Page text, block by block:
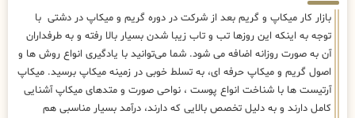
بازار کار میکاپ و گریم بعد از شرکت در دوره گریم و میکاپ در دشتی با
توجه به اینکه این روزها تب و تاب زیبا شدن بسیار بالا رفته و به طرفداران
آن به صورت روزانه اضافه می شود. شما می‌توانید با یادگیری انواع روش ها و
اصول گریم و میکاپ حرفه ای، به تسلط خوبی در زمینه میکاپ برسید. میکاپ
آرتیست ها با شناخت انواع پوست ، نواحی صورت و متدهای میکاپ آشنایی
کامل دارند و به دلیل تخصص بالایی که دارند، درآمد بسیار مناسبی هم